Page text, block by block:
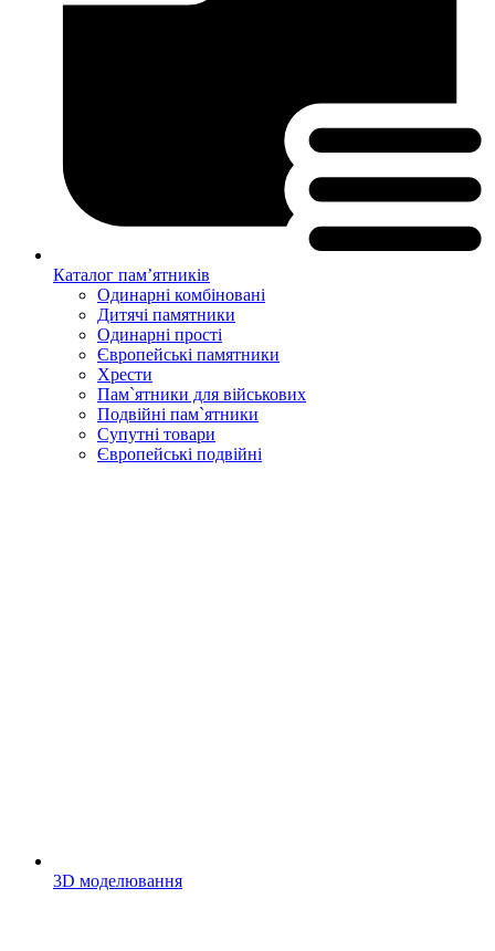
Каталог пам’ятників
Одинарні комбіновані
Дитячі памятники
Одинарні прості
Європейські памятники
Хрести
Пам`ятники для військових
Подвійні пам`ятники
Супутні товари
Європейські подвійні
3D моделювання